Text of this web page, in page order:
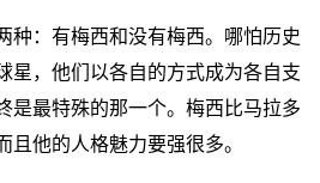
种：有梅西和没有梅西。哪怕历史
星，他们以各自的方式成为各自支
是最特殊的那一个。梅西比马拉多
且他的人格魅力要强很多。